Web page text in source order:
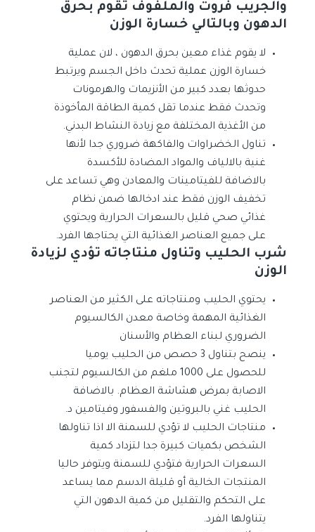
والجريب فروت والملفوف تقوم بحرق
الدهون وبالتالي خسارة الوزن
لا يقوم غذاء معين بحرق الدهون ، لان عملية
خسارة الوزن عملية تحدث داخل الجسم ويرتبط
حدوثها بعدد كبير من الأنزيمات والهرمونات
وتحدث فقط عندما تقل كمية الطاقة المأخوذة
من الأغذية المختلفة مع زيادة النشاط البدني.
تناول الخضراوات والفاكهة ضروري جدا لأنها
غنية بالالياف والمواد المضادة للأكسدة
بالاضافة للفيتامينات والمعادن وهي تساعد على
تخفيف الوزن فقط عند ادخالها ضمن نظام
غذائي صحي قليل بالسعرات الحرارية ويحتوي
على جميع العناصر الغذائية التي يحتاجها الفرد.
شرب الحليب وتناول منتاجاته تؤدي لزيادة
الوزن
يحتوي الحليب ومنتاجاته على الكثير من العناصر
الغذائية المهمة وخاصة معدن الكالسيوم
الضروري لبناء العظام والأسنان
ينصح بتناول 3 حصص من الحليب يوميا
للحصول على 1000 ملغم من الكالسيوم لتجنب
الاصابة بمرض هشاشة العظام. بالاضافة
الحليب غني بالبروتين والفسفور وفيتامين د.
منتاجات الحليب لا تؤدي للسمنة الا اذا تناولها
الشخص بكميات كبيرة جدا لتزداد كمية
السعرات الحرارية فتؤدي للسمنة ويتوفر حاليا
المنتجات الخالية أو قليلة الدسم مما يساعد
على التحكم والتقليل من كمية الدهون التي
يتناولها الفرد.